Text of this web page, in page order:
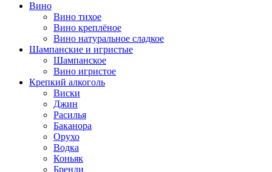
Вино
Вино тихое
Вино креплёное
Вино натуральное сладкое
Шампанские и игристые
Шампанское
Вино игристое
Крепкий алкоголь
Виски
Джин
Расилья
Баканора
Орухо
Водка
Коньяк
Бренди